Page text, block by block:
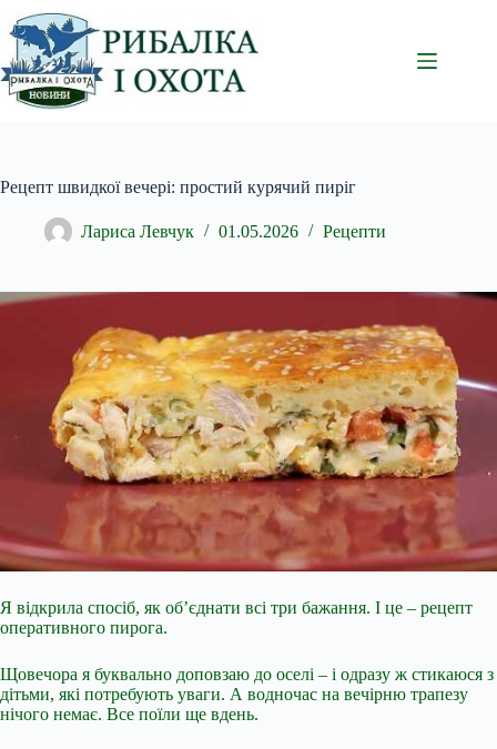
Перейти
до
вмісту
Рецепт швидкої вечері: простий курячий пиріг
Лариса Левчук 01.05.2026 Рецепти
Я відкрила спосіб, як об’єднати всі три бажання. І це – рецепт
оперативного пирога.
Щовечора я буквально доповзаю до оселі – і одразу ж стикаюся з
дітьми, які потребують уваги. А водночас на вечірню трапезу
нічого немає. Все поїли ще вдень.